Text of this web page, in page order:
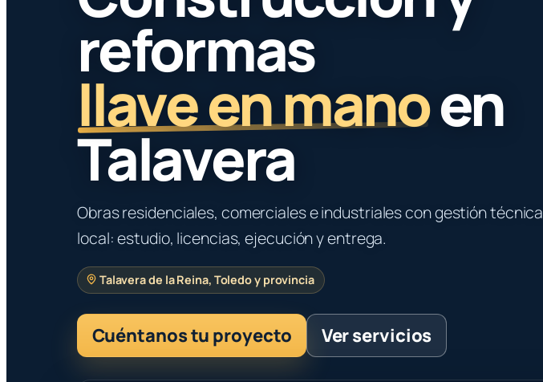
reformas
llave en manoen
Talavera
Obras residenciales, comerciales e industriales con gestión técnica
local: estudio, licencias, ejecución y entrega.
Talavera de la Reina, Toledo y provincia
Cuéntanos tu proyecto Ver servicios